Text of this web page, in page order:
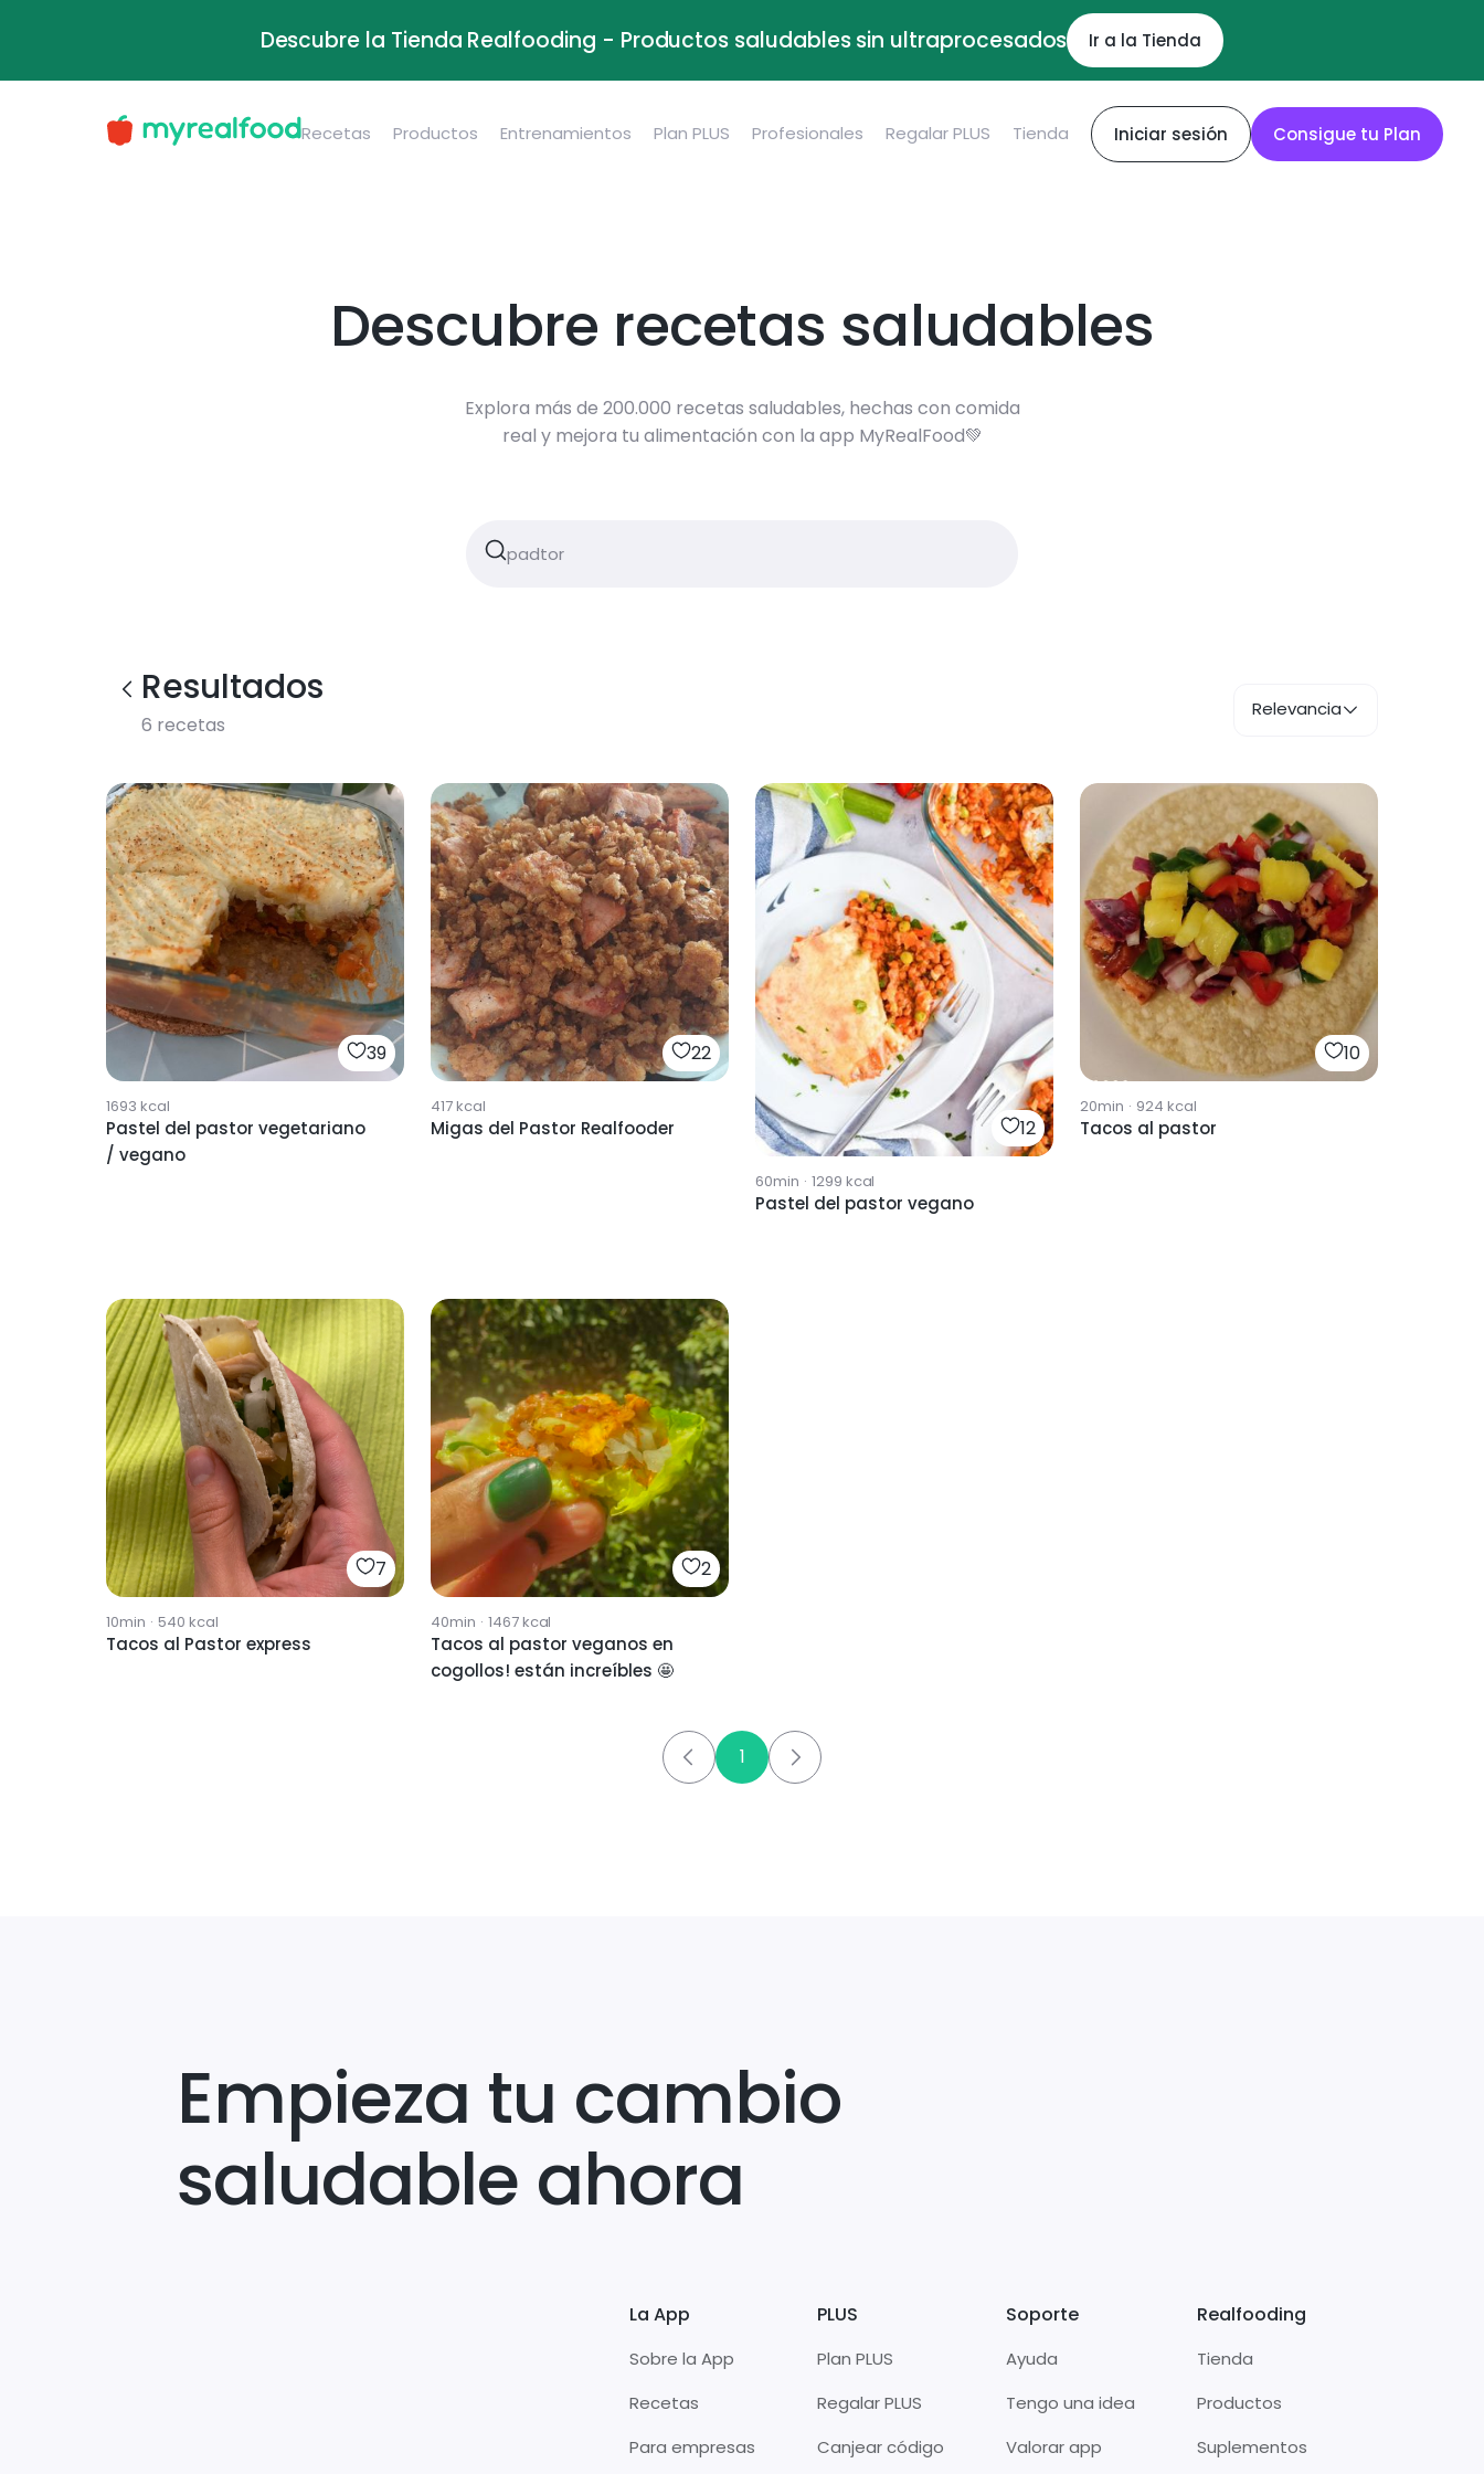
Descubre la Tienda Realfooding - Productos saludables sin ultraprocesados Ir a la Tienda
Recetas Productos Entrenamientos Plan PLUS Profesionales Regalar PLUS Tienda Iniciar sesión Consigue tu Plan
Descubre recetas saludables
Explora más de 200.000 recetas saludables, hechas con comida
real y mejora tu alimentación con la app MyRealFood💚
Resultados
6 recetas
Relevancia
39
1693 kcal
Pastel del pastor vegetariano
/ vegano
22
417kcal
Migas del Pastor Realfooder 12
60min · 1299 kcal
Pastel del pastor vegano
10
20min · 924 kcal
Tacos al pastor
7
10min · 540 kcal
Tacos al Pastor express
2
40min · 1467kcal
Tacos al pastor veganos en
cogollos! están increíbles 🤩
1
Empieza tu cambio
saludable ahora
La App
Sobre la App
Recetas
Para empresas
PLUS
Plan PLUS
Regalar PLUS
Canjear código
Soporte
Ayuda
Tengo una idea
Valorar app
Realfooding
Tienda
Productos
Suplementos